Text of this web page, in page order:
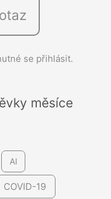
se přihlásit.
měsíce
AI
COVID-19